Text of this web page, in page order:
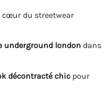
du streetwear
underground london dans
décontracté chicpour